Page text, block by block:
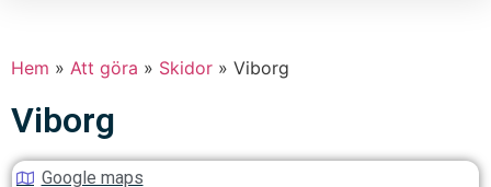
Hem » Att göra » Skidor » Viborg
Viborg
Google maps